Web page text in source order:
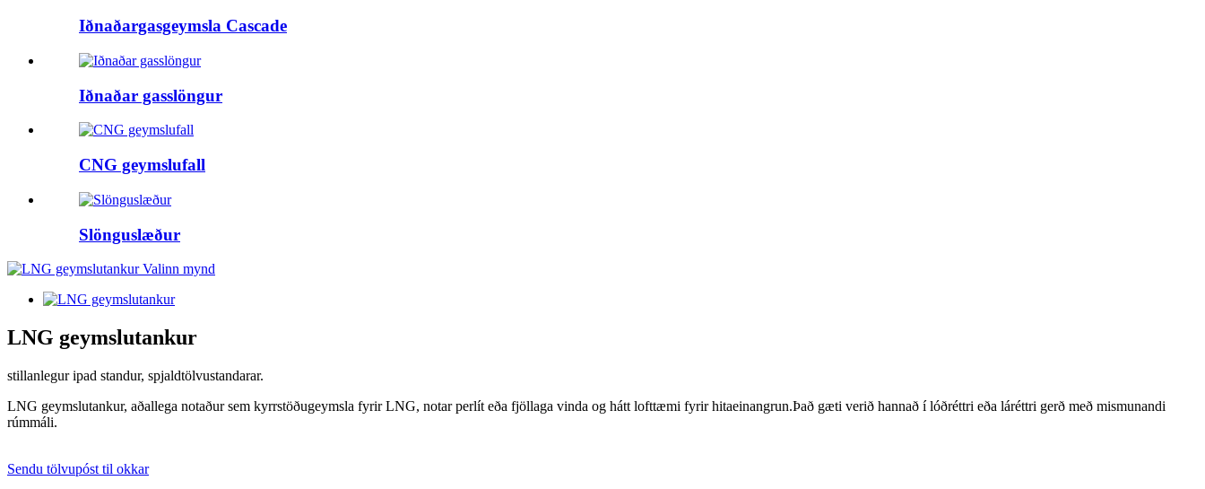
Iðnaðargasgeymsla Cascade
Iðnaðar gasslöngur
CNG geymslufall
Slönguslæður
LNG geymslutankur
stillanlegur ipad standur, spjaldtölvustandarar.
LNG geymslutankur, aðallega notaður sem kyrrstöðugeymsla fyrir LNG, notar perlít eða fjöllaga vinda og hátt lofttæmi fyrir hitaeinangrun.Það gæti verið hannað í lóðréttri eða láréttri gerð með mismunandi
rúmmáli.
Sendu tölvupóst til okkar